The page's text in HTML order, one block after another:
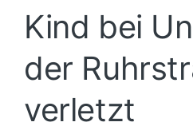
Sport
Kind bei
der
verletzt